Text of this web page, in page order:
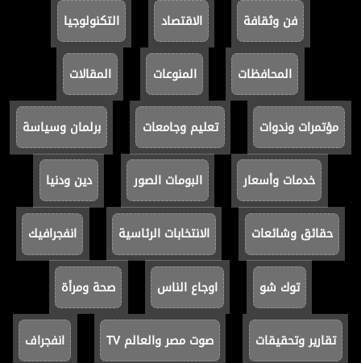
فن وثقافة الاقتصاد التكنولوجيا
المحافظات المنوعات المقالات
مؤتمرات وندوات تعليم وجامعات برلمان وسياسة
خدمات وأسعار البومات الصور دين ودنيا
حقائق وشائعات الانتخابات الرئاسية انفجرافيك
توك شو اوجاع الناس صحة ومرأة
تقارير وتحقيقات صوت مصر والعالم TV انفجراف